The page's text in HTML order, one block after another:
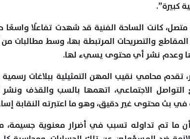
كبيرة”.
كانت الساحة الفنية قد شهدت تفاعلًا واسعًا
والتصريحات المرتبطة بها، وسط مطالبات
وعدم نشر أي محتوى يسيء لها.
تقدم محامي نقيب المهن التمثيلية ببلاغات
الاجتماعي، اتهمها بالسب والقذف ونشر
في بث محتوى غير دقيق، وهو ما اعتبرته النقابة
أن ما تم تداوله تسبب في أضرار معنوية جسيمة،